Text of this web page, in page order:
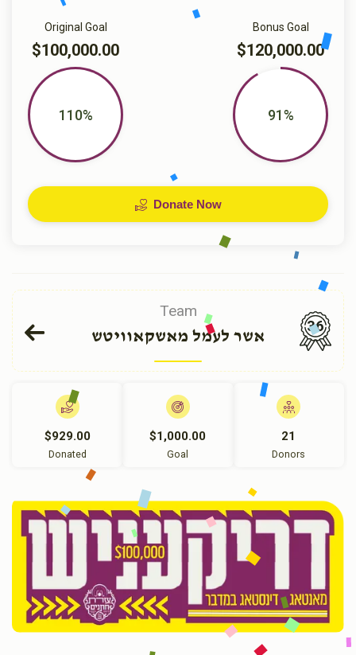
Bonus Goal
$120,000.00
91%
Original Goal
$100,000.00
110%
Donate Now
Team
אשר לעמל מאשקאוויטש
36
$929.00
Donated
$1,000.00
Goal
21
Donors